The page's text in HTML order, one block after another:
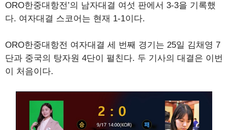
ORO한중대항전’의 남자대결 여섯 판에서 3-3을 기록했
다. 여자대결 스코어는 현재 1-1이다.
ORO한중대항전 여자대결 세 번째 경기는 25일 김채영 7
단과 중국의 탕자원 4단이 펼친다. 두 기사의 대결은 이번
이 처음이다.